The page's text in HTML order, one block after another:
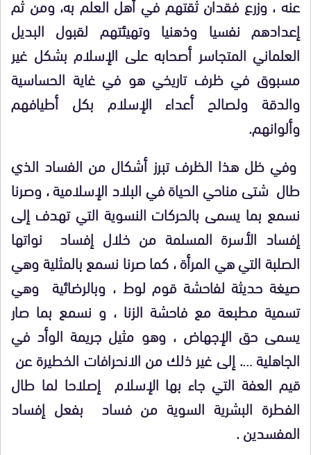
إعدادهم نفسيا وذهنيا وتهيئتهم لقبول البديل
العلماني المتجاسر أصحابه على الإسلام بشكل غير
مسبوق في ظرف تاريخي هو في غاية الحساسية
والدقة ولصالح أعداء الإسلام بكل أطيافهم
وألوانهم.
وفي ظل هذا الظرف تبرز أشكال من الفساد الذي
طال شتى مناحي الحياة في البلاد الإسلامية ، وصرنا
نسمع بما يسمى بالحركات النسوية التي تهدف إلى
إفساد الأسرة المسلمة من خلال إفساد نواتها
الصلبة التي هي المرأة ، كما صرنا نسمع بالمثلية وهي
صيغة حديثة لفاحشة قوم لوط ، وبالرضائية وهي
تسمية مطبعة مع فاحشة الزنا ، و نسمع بما صار
يسمى حق الإجهاض ، وهو مثيل جريمة الوأد في
الجاهلية …. إلى غير ذلك من الانحرافات الخطيرة عن
قيم العفة التي جاء بها الإسلام إصلاحا لما طال
الفطرة البشرية السوية من فساد بفعل إفساد
المفسدين .